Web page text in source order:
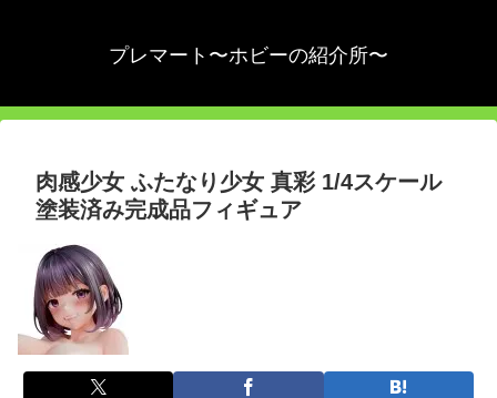
プレマート〜ホビーの紹介所〜
肉感少女 ふたなり少女 真彩 1/4スケール
塗装済み完成品フィギュア